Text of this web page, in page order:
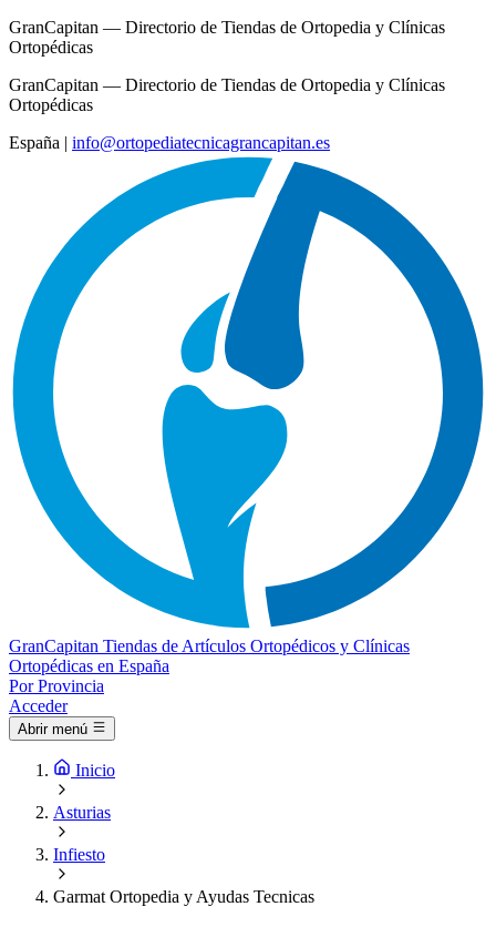
GranCapitan — Directorio de Tiendas de Ortopedia y Clínicas
Ortopédicas
GranCapitan — Directorio de Tiendas de Ortopedia y Clínicas
Ortopédicas
España | info@ortopediatecnicagrancapitan.es
GranCapitan Tiendas de Artículos Ortopédicos y Clínicas
Ortopédicas en España
Por Provincia
Acceder
Abrir menú
Inicio
Asturias
Infiesto
Garmat Ortopedia y Ayudas Tecnicas